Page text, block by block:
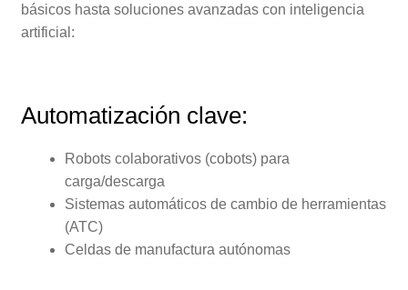
básicos hasta soluciones avanzadas con inteligencia
artificial:
Automatización clave:
Robots colaborativos (cobots) para
carga/descarga
Sistemas automáticos de cambio de herramientas
(ATC)
Celdas de manufactura autónomas